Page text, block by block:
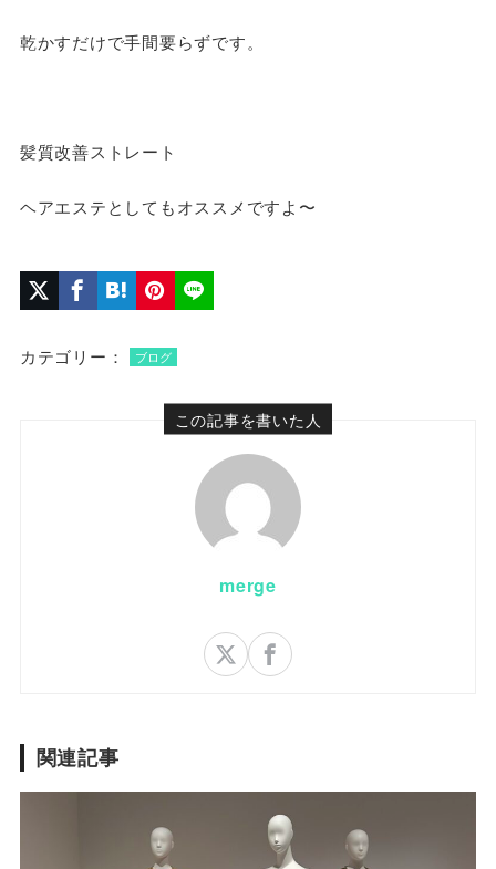
乾かすだけで手間要らずです。
髪質改善ストレート
ヘアエステとしてもオススメですよ〜
カテゴリー： ブログ
この記事を書いた人
merge
関連記事